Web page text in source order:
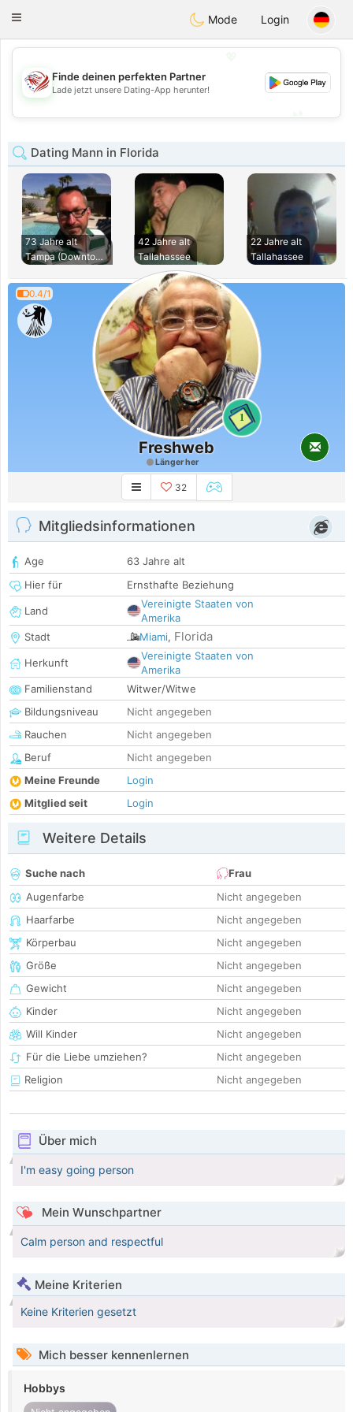
Dating
Toggle
Mode Login
💖
💕
Finde deinen perfekten Partner
Lade jetzt unsere Dating-App herunter!
Dating Mann in Florida
73 Jahre alt
Tampa (Downtown)
42 Jahre alt
Tallahassee
22 Jahre alt
Tallahassee
0.4/1
1
Freshweb
Länger her
32
Mitgliedsinformationen
Age
63 Jahre alt
Hier für
Ernsthafte Beziehung
Land
Vereinigte Staaten von
Amerika
Stadt
Miami, Florida
Herkunft
Vereinigte Staaten von
Amerika
Familienstand
Witwer/Witwe
Bildungsniveau
Nicht angegeben
Rauchen
Nicht angegeben
Beruf
Nicht angegeben
Meine Freunde
Login
Mitglied seit
Login
Weitere Details
Suche nach
Frau
Augenfarbe
Nicht angegeben
Haarfarbe
Nicht angegeben
Körperbau
Nicht angegeben
Größe
Nicht angegeben
Gewicht
Nicht angegeben
Kinder
Nicht angegeben
Will Kinder
Nicht angegeben
Für die Liebe umziehen?
Nicht angegeben
Religion
Nicht angegeben
Über mich
I'm easy going person
Mein Wunschpartner
Calm person and respectful
Meine Kriterien
Keine Kriterien gesetzt
Mich besser kennenlernen
Hobbys